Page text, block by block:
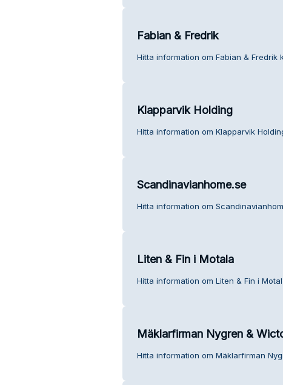
Fabian & Fredrik
Hitta information om Fabian & Fredrik
Klapparvik Holding
Hitta information om Klapparvik
Scandinavianhome.se
Hitta information om
Liten & Fin i Motala
Hitta information om Liten & Fin i
Mäklarfirman Nygren &
Hitta information om Mäklarfirman